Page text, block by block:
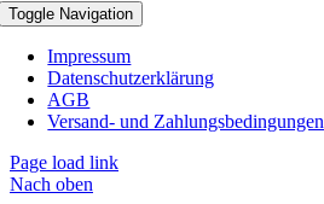
Toggle Navigation
Impressum
Datenschutzerklärung
AGB
Versand- und Zahlungsbedingungen
Page load link
Nach oben